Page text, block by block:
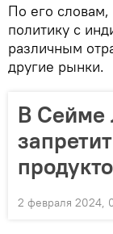
По его
политику с
различным
другие рынки.
В Сейме
2 февраля 2024,